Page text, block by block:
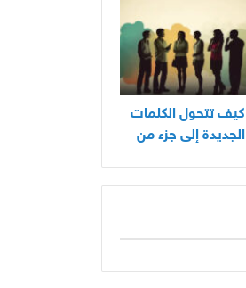
كيف تتحول الكلمات
الجديدة إلى جزء من